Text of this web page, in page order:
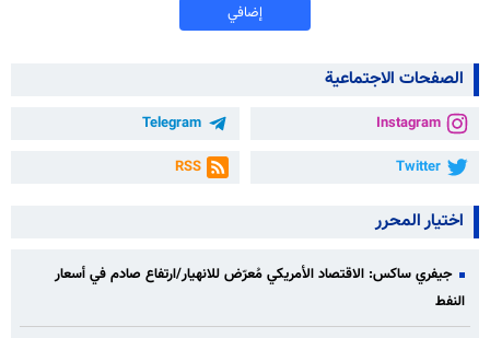
إضافي
الصفحات الاجتماعية
Instagram
Telegram
Twitter
RSS
اختيار المحرر
جيفري ساكس: الاقتصاد الأمريكي مُعرّض للانهيار/ارتفاع صادم في أسعار
النفط